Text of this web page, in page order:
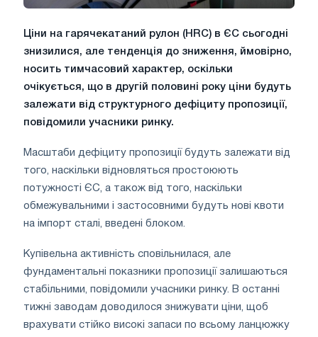
Ціни на гарячекатаний рулон (HRC) в ЄС сьогодні
знизилися, але тенденція до зниження, ймовірно,
носить тимчасовий характер, оскільки
очікується, що в другій половині року ціни будуть
залежати від структурного дефіциту пропозиції,
повідомили учасники ринку.
Масштаби дефіциту пропозиції будуть залежати від
того, наскільки відновляться простоюють
потужності ЄС, а також від того, наскільки
обмежувальними і застосовними будуть нові квоти
на імпорт сталі, введені блоком.
Купівельна активність сповільнилася, але
фундаментальні показники пропозиції залишаються
стабільними, повідомили учасники ринку. В останні
тижні заводам доводилося знижувати ціни, щоб
врахувати стійко високі запаси по всьому ланцюжку